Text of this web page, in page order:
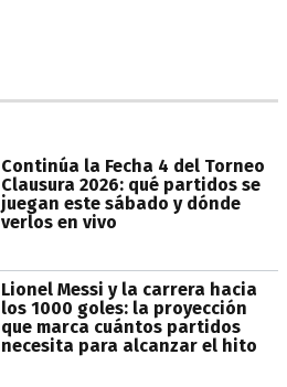
Continúa la Fecha 4 del Torneo
Clausura 2026: qué partidos se
juegan este sábado y dónde
verlos en vivo
Lionel Messi y la carrera hacia
los 1000 goles: la proyección
que marca cuántos partidos
necesita para alcanzar el hito